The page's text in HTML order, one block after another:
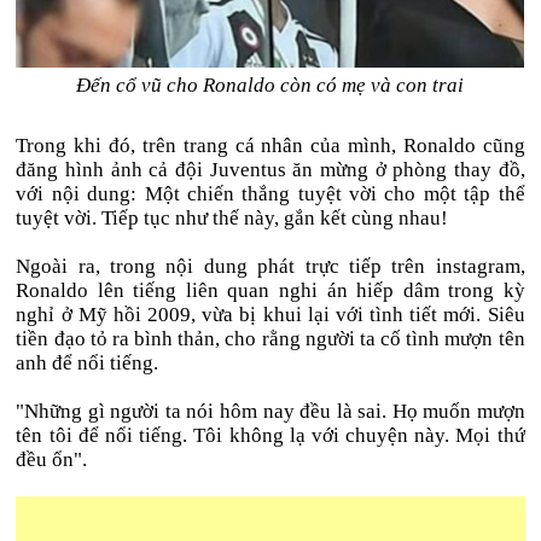
Đến cổ vũ cho Ronaldo còn có mẹ và con trai
Trong khi đó, trên trang cá nhân của mình, Ronaldo cũng
đăng hình ảnh cả đội Juventus ăn mừng ở phòng thay đồ,
với nội dung: Một chiến thắng tuyệt vời cho một tập thể
tuyệt vời. Tiếp tục như thế này, gắn kết cùng nhau!
Ngoài ra, trong nội dung phát trực tiếp trên instagram,
Ronaldo lên tiếng liên quan nghi án hiếp dâm trong kỳ
nghỉ ở Mỹ hồi 2009, vừa bị khui lại với tình tiết mới. Siêu
tiền đạo tỏ ra bình thản, cho rằng người ta cố tình mượn tên
anh để nổi tiếng.
"Những gì người ta nói hôm nay đều là sai. Họ muốn mượn
tên tôi để nổi tiếng. Tôi không lạ với chuyện này. Mọi thứ
đều ổn".